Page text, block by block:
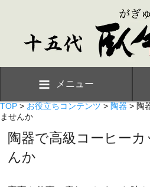
メニュー
TOP > お役立ちコンテンツ > 陶器 > 陶
ませんか
陶器で高級コーヒー
んか